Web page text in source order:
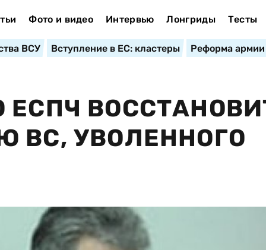
Фото и видео Интервью Лонгриды Тесты
ВСУ Вступление в ЕС: кластеры Реформа армии
ВС, УВОЛЕННОГО